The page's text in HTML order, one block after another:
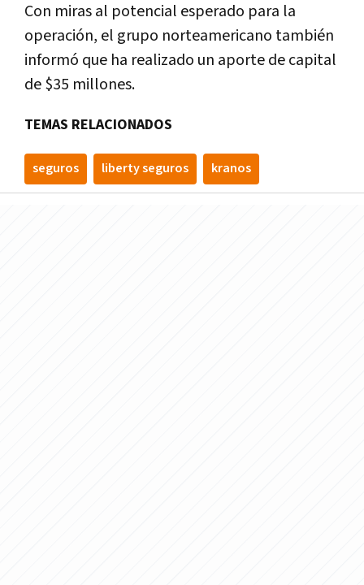
Con miras al potencial esperado para la
operación, el grupo norteamericano también
informó que ha realizado un aporte de capital
de $35 millones.
TEMAS RELACIONADOS
seguros liberty seguros kranos